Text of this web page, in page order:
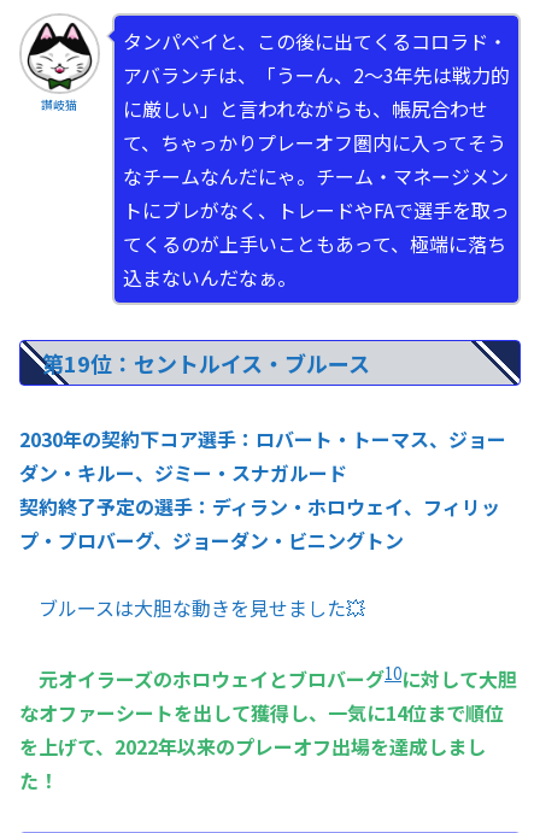
讃岐猫
タンパベイと、この後に出てくるコロラド・
アバランチは、「うーん、2〜3年先は戦力的
に厳しい」と言われながらも、帳尻合わせ
て、ちゃっかりプレーオフ圏内に入ってそう
なチームなんだにゃ。チーム・マネージメン
トにブレがなく、トレードやFAで選手を取っ
てくるのが上手いこともあって、極端に落ち
込まないんだなぁ。
第19位：セントルイス・ブルース
2030年の契約下コア選手：ロバート・トーマス、ジョー
ダン・キルー、ジミー・スナガルード
契約終了予定の選手：ディラン・ホロウェイ、フィリッ
プ・ブロバーグ、ジョーダン・ビニングトン
ブルースは大胆な動きを見せました💥
元オイラーズのホロウェイとブロバーグ10に対して大胆
なオファーシートを出して獲得し、一気に14位まで順位
を上げて、2022年以来のプレーオフ出場を達成しまし
た！